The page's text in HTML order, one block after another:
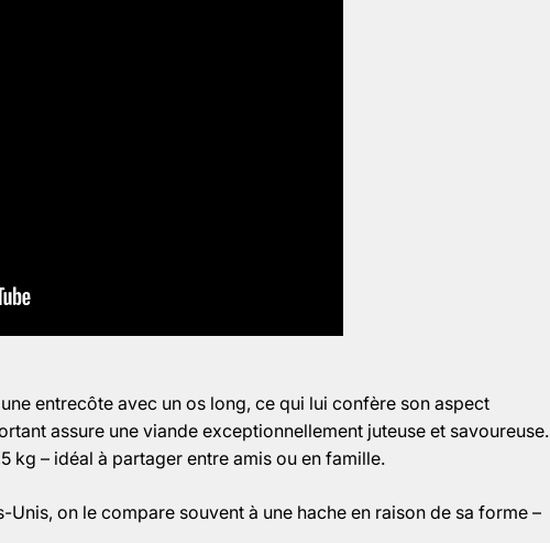
entrecôte avec un os long, ce qui lui confère son aspect
assure une viande exceptionnellement juteuse et savoureuse.
kg – idéal à partager entre amis ou en famille.
on le compare souvent à une hache en raison de sa forme –